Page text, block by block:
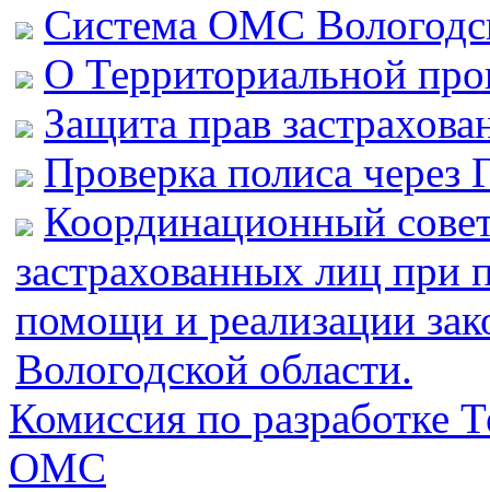
Система ОМС
О Территориальной
Защита прав
Проверка полиса через
Координационный
застрахованных лиц при
помощи и реализации
Вологодской области.
Комиссия по разработке
ОМС